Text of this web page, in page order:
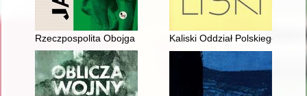
Rzeczpospolita Obojga Narodów : srebrny wiek
Kaliski Oddział Polskiego